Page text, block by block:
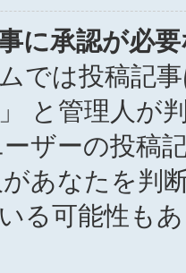
に承認が必
では投稿記
と管理人が
ザーの投稿
あなたを判
る可能性も